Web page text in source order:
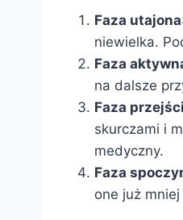
Faza utajona
niewielka.
Faza
na dalsze
Faza
skurczami i
medyczny.
Faza
one już